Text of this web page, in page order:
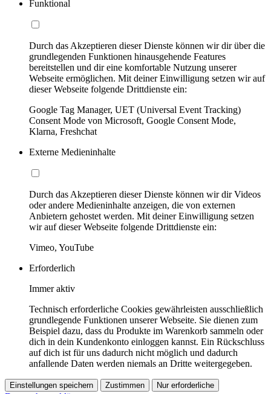
Funktional
Durch das Akzeptieren dieser Dienste können wir dir über die
grundlegenden Funktionen hinausgehende Features
bereitstellen und dir eine komfortable Nutzung unserer
Webseite ermöglichen. Mit deiner Einwilligung setzen wir auf
dieser Webseite folgende Drittdienste ein:
Google Tag Manager, UET (Universal Event Tracking)
Consent Mode von Microsoft, Google Consent Mode,
Klarna, Freshchat
Externe Medieninhalte
Durch das Akzeptieren dieser Dienste können wir dir Videos
oder andere Medieninhalte anzeigen, die von externen
Anbietern gehostet werden. Mit deiner Einwilligung setzen
wir auf dieser Webseite folgende Drittdienste ein:
Vimeo, YouTube
Erforderlich
Immer aktiv
Technisch erforderliche Cookies gewährleisten ausschließlich
grundlegende Funktionen unserer Webseite. Sie dienen zum
Beispiel dazu, dass du Produkte im Warenkorb sammeln oder
dich in dein Kundenkonto einloggen kannst. Ein Rückschluss
auf dich ist für uns dadurch nicht möglich und dadurch
anfallende Daten werden niemals an Dritte weitergegeben.
Einstellungen speichern Zustimmen Nur erforderliche